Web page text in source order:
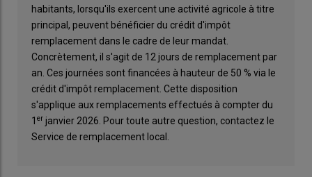
habitants, lorsqu'ils exercent une activité agricole à titre
principal, peuvent bénéficier du crédit d'impôt
remplacement dans le cadre de leur mandat.
Concrètement, il s'agit de 12 jours de remplacement par
an. Ces journées sont financées à hauteur de 50 % via le
crédit d'impôt remplacement. Cette disposition
s'applique aux remplacements effectués à compter du
1 er janvier 2026. Pour toute autre question, contactez le
Service de remplacement local.